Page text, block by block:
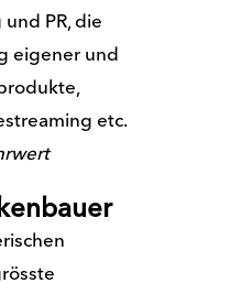
PR, die
eigener und
etc.